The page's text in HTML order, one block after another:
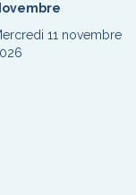
11 novembre